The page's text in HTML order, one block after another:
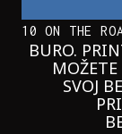
10 ON THE
BURO.
SVOJ